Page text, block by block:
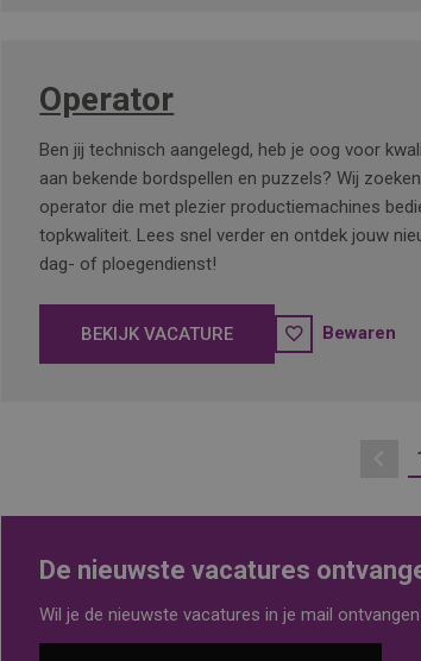
Operator
Ben jij technisch aangelegd, heb je oog voor
aan bekende bordspellen en puzzels? Wij
operator die met plezier productiemachines
topkwaliteit. Lees snel verder en ontdek jouw
dag- of ploegendienst!
BEKIJK VACATURE Bewaren
De nieuwste vacatures
Wil je de nieuwste vacatures in je mail